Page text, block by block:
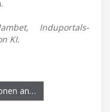
Induportals-
KI.
an…